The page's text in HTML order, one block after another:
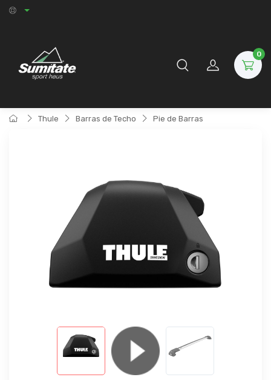
0
Thule Barras de Techo Pie de Barras